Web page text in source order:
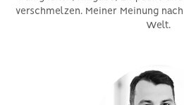
verschmelzen. Meiner Meinung
Welt.